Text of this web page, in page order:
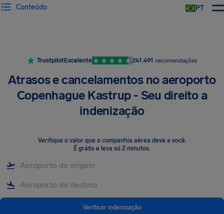
PT
Conteúdo
TrustpilotExcelente 241.491 recomendações
Atrasos e cancelamentos no aeroporto
Copenhague Kastrup - Seu direito a
indenização
Verifique o valor que a companhia aérea deve a você.
É grátis e leva só 2 minutos.
Verificar indenização